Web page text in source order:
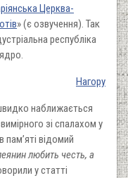
Церква-
» (є озвучення). Так
республіка
Нагору
наближається
зі спалахом у
пам’яті відомий
любить честь, а
у статті